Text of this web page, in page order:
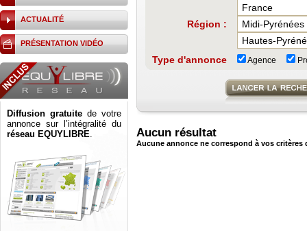
ACTUALITÉ
PRÉSENTATION VIDÉO
Diffusion gratuite de votre
annonce sur l’intégralité du
réseau EQUYLIBRE.
Région :
Type d'annonce Agence
Aucun résultat
Aucune annonce ne correspond à vos critères